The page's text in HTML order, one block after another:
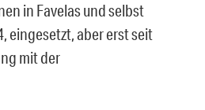
in Favelas und selbst
eingesetzt, aber erst seit
mit der